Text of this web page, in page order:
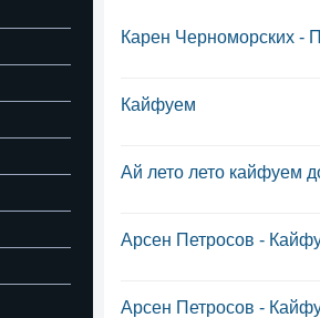
Карен Черноморских -
Кайфуем
Ай лето лето кайфуем
Арсен Петросов -
Арсен Петросов -